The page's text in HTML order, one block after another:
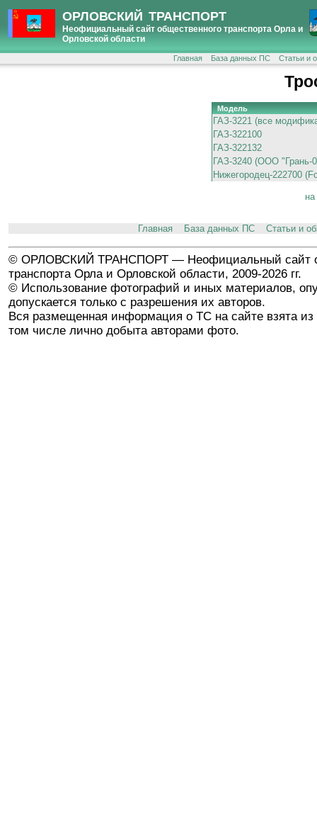
ОРЛОВСКИЙ ТРАНСПОРТ
Неофициальный сайт общественного транспорта Орла и
Орловской области
Главная База данных ПС Статьи и
Модель
ГАЗ-3221 (все
ГАЗ-322100
ГАЗ-322132
ГАЗ-3240 (ООО "Грань-
Нижегородец-222700
Главная База данных ПС Статьи и
© ОРЛОВСКИЙ ТРАНСПОРТ — Неофициальный сайт
транспорта Орла и Орловской области, 2009-2026 гг.
© Использование фотографий и иных материалов,
допускается только с разрешения их авторов.
Вся размещенная информация о ТС на сайте взята из
том числе лично добыта авторами фото.